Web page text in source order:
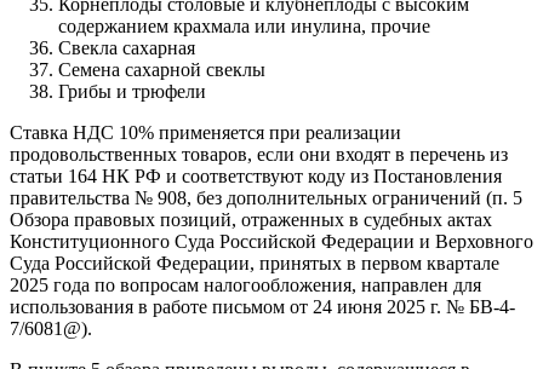
Корнеплоды столовые и клубнеплоды с высоким
содержанием крахмала или инулина, прочие
Свекла сахарная
Семена сахарной свеклы
Грибы и трюфели
Ставка НДС 10% применяется при реализации
продовольственных товаров, если они входят в перечень из
статьи 164 НК РФ и соответствуют коду из Постановления
правительства № 908, без дополнительных ограничений (п. 5
Обзора правовых позиций, отраженных в судебных актах
Конституционного Суда Российской Федерации и Верховного
Суда Российской Федерации, принятых в первом квартале
2025 года по вопросам налогообложения, направлен для
использования в работе письмом от 24 июня 2025 г. № БВ-4-
7/6081@).